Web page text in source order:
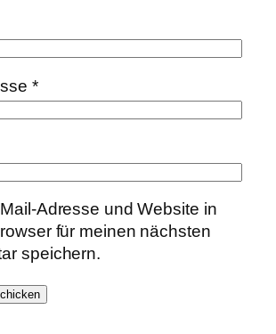
*
Adresse und Website in
für meinen nächsten
speichern.